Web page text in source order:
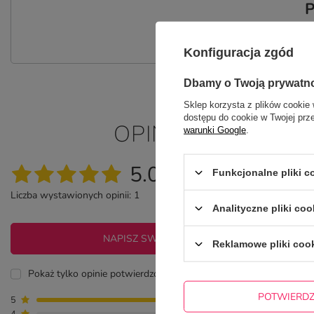
OPINIE O
5.00
Liczba wystawionych opinii: 1
NAPISZ SWOJĄ OPINIĘ
Pokaż tylko opinie potwierdzone zakupem
5
1
Konfiguracja zgód
Dbamy o Twoją
Sklep korzysta z plików cookie
dostępu do cookie w Twojej
warunki Google
Funkcjonalne pliki
Analityczne pliki
Reklamowe pliki